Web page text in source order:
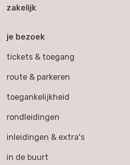
zakelijk
je bezoek
tickets & toegang
route & parkeren
toegankelijkheid
rondleidingen
inleidingen & extra's
in de buurt